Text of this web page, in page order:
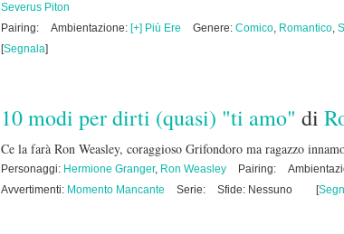
Severus Piton
Pairing:
Ambientazione: [+] Più Ere Genere: Comico, Romantico,
[Segnala]
10 modi per dirti (quasi) "ti amo" di
Ce la farà Ron Weasley, coraggioso Grifondoro ma ragazzo
Personaggi: Hermione Granger, Ron Weasley Pairing:
Avvertimenti: Momento Mancante Serie: Sfide: Nessuno [